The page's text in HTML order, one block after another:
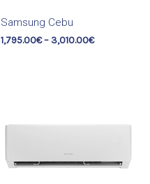
Samsung Cebu
1,795.00€– 3,010.00€